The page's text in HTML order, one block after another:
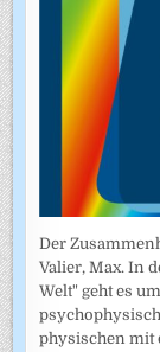
Der
Valier, Max. In
Welt" geht es
physischen mit